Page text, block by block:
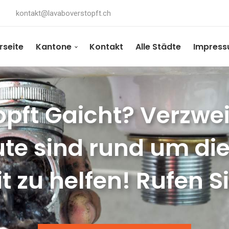
kontakt@lavaboverstopft.ch
Kantone Kontakt Alle Städte
Gaicht?
sind rund um
zu helfen! Rufen